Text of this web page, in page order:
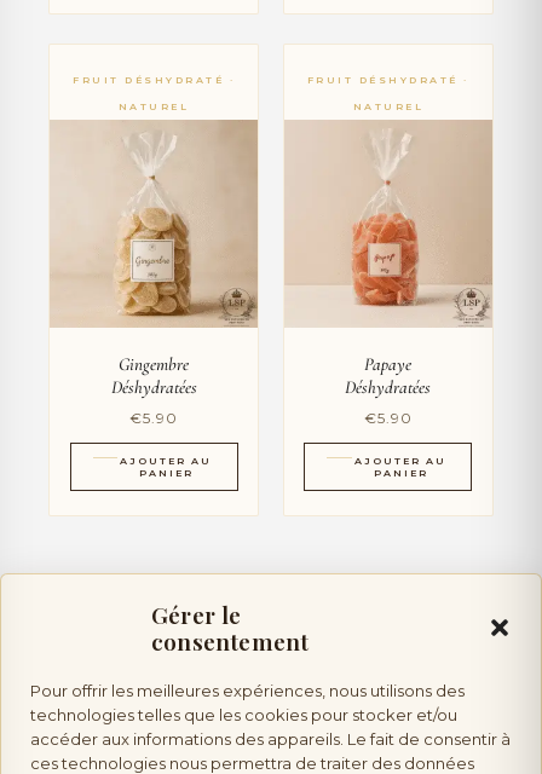
Gérer le
consentement
Pour offrir les meilleures expériences, nous utilisons des
technologies telles que les cookies pour stocker et/ou
accéder aux informations des appareils. Le fait de consentir à
ces technologies nous permettra de traiter des données
Gingembre
Déshydratées
€5.90
AJOUTER AU
PANIER
Papaye
Déshydratées
€5.90
AJOUTER AU
PANIER
Vente d’alcool :l’abus d’alcool est dangereux pour la